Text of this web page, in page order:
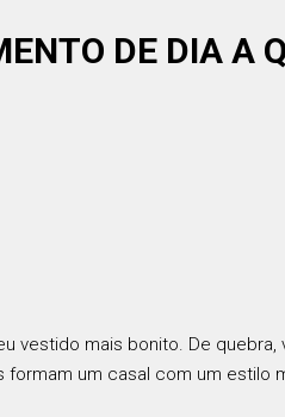
DE DIA A
vestido mais bonito. De
um casal com um estilo